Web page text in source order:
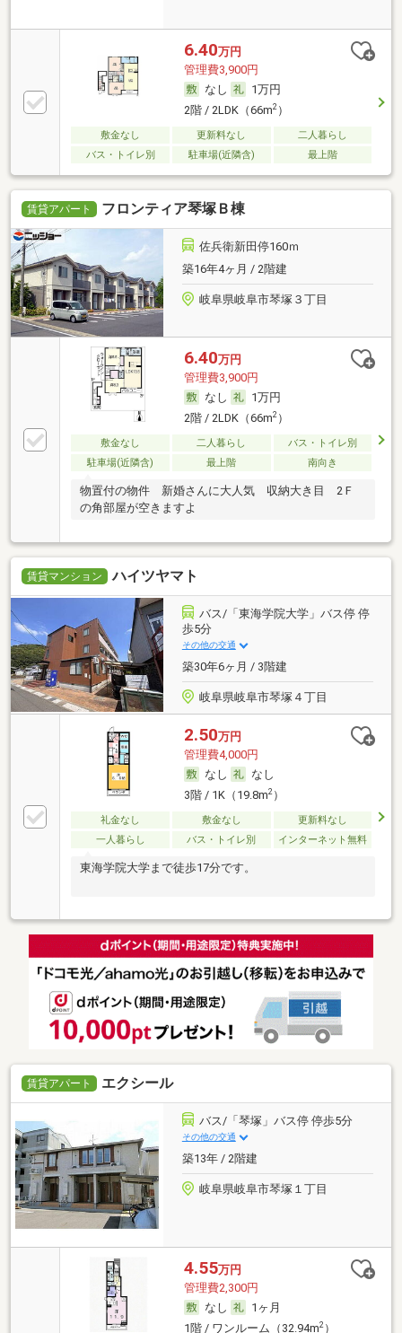
6.40万円
管理費3,900円
なし
1万円
2階 / 2LDK（66m2）
敷金なし 更新料なし
二人暮らし
バス・トイレ別
駐車場(近隣含) 最上階
賃貸アパート フロンティア琴塚Ｂ棟
佐兵衛新田停160ｍ
築16年4ヶ月 / 2階建
岐阜県岐阜市琴塚３丁目
6.40万円
管理費3,900円
なし
1万円
2階 / 2LDK（66m2）
敷金なし 二人暮らし
バス・トイレ別
駐車場(近隣含)
最上階 南向き
物置付の物件 新婚さんに大人気 収納大き目 2Ｆ
の角部屋が空きますよ
賃貸マンション ハイツヤマト
バス/「東海学院大学」バス停 停
歩5分
その他の交通
築30年6ヶ月 / 3階建
岐阜県岐阜市琴塚４丁目
2.50万円
管理費4,000円
なし
なし
3階 / 1K（19.8m2）
礼金なし 敷金なし
更新料なし
一人暮らし
バス・トイレ別 インターネット無料
東海学院大学まで徒歩17分です。
賃貸アパート エクシール
バス/「琴塚」バス停 停歩5分
その他の交通
築13年 / 2階建
岐阜県岐阜市琴塚１丁目
4.55万円
管理費2,300円
なし
1ヶ月
1階 / ワンルーム（32.94m2）